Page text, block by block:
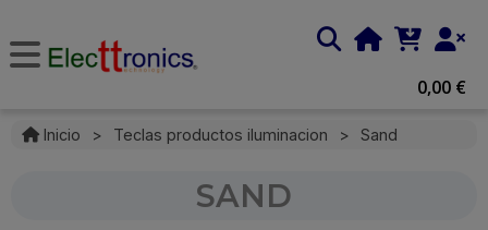
0,00 €
Inicio > Teclas productos iluminacion > Sand
SAND